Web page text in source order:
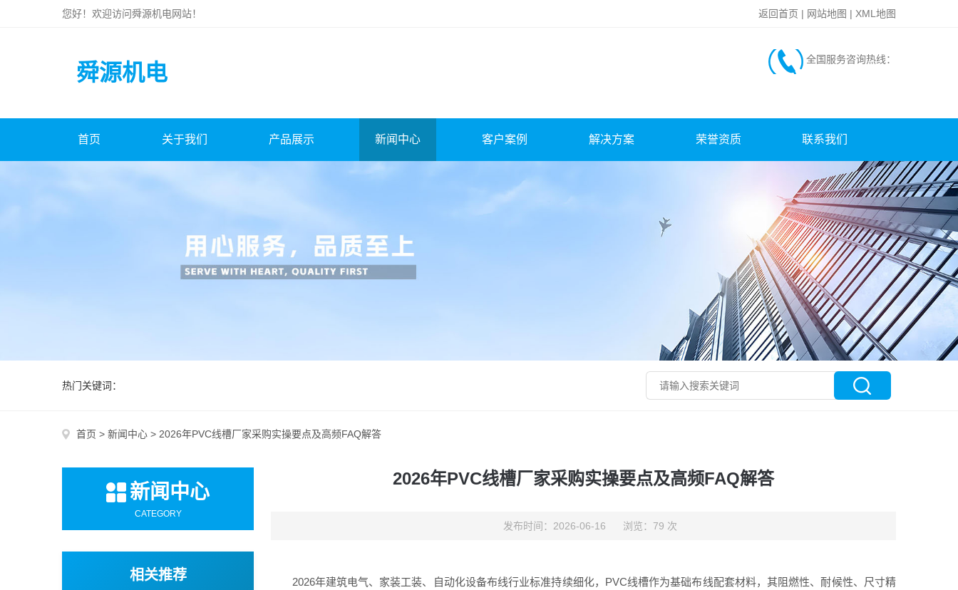
您好！欢迎访问舜源机电网站！ 返回首页 | 网站地图 | XML地图
舜源机电
全国服务咨询热线：
首页 关于我们 产品展示 新闻中心 客户案例 解决方案 荣誉资质 联系我们
热门关键词：
首页 > 新闻中心 > 2026年PVC线槽厂家采购实操要点及高频FAQ解答
新闻中心
CATEGORY
相关推荐
2026年PVC线槽厂家采购实操要点及高频FAQ解答
发布时间：2026-06-16 浏览：79 次
2026年建筑电气、家装工装、自动化设备布线行业标准持续细化，PVC线槽作为基础布线配套材料，其阻燃性、耐候性、尺寸精